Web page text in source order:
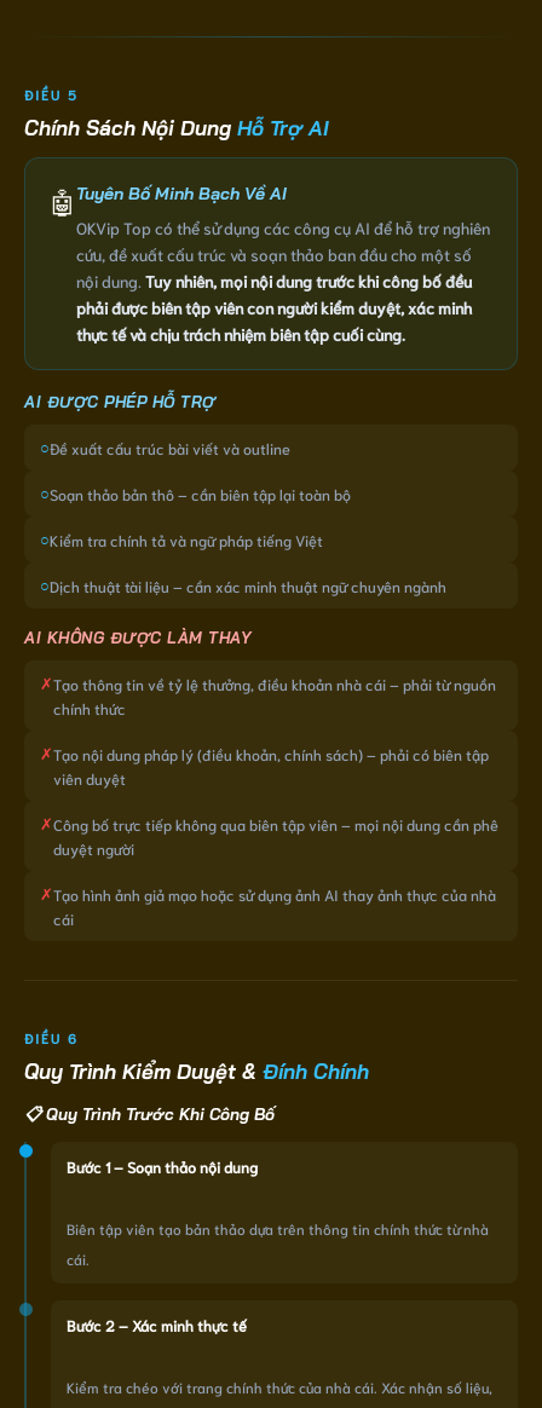
ĐIỀU 5
Chính Sách Nội Dung Hỗ Trợ AI
🤖 Tuyên Bố Minh Bạch Về AI
OKVip Top có thể sử dụng các công cụ AI để hỗ trợ nghiên
cứu, đề xuất cấu trúc và soạn thảo ban đầu cho một số
nội dung. Tuy nhiên, mọi nội dung trước khi công bố đều
phải được biên tập viên con người kiểm duyệt, xác minh
thực tế và chịu trách nhiệm biên tập cuối cùng.
AI ĐƯỢC PHÉP HỖ TRỢ
○Đề xuất cấu trúc bài viết và outline
○Soạn thảo bản thô – cần biên tập lại toàn bộ
○Kiểm tra chính tả và ngữ pháp tiếng Việt
○Dịch thuật tài liệu – cần xác minh thuật ngữ chuyên ngành
AI KHÔNG ĐƯỢC LÀM THAY
✗Tạo thông tin về tỷ lệ thưởng, điều khoản nhà cái – phải từ nguồn
chính thức
✗Tạo nội dung pháp lý (điều khoản, chính sách) – phải có biên tập
viên duyệt
✗Công bố trực tiếp không qua biên tập viên – mọi nội dung cần phê
duyệt người
✗Tạo hình ảnh giả mạo hoặc sử dụng ảnh AI thay ảnh thực của nhà
cái
ĐIỀU 6
Quy Trình Kiểm Duyệt & Đính Chính
📋 Quy Trình Trước Khi Công Bố
Bước 1 – Soạn thảo nội dung
Biên tập viên tạo bản thảo dựa trên thông tin chính thức từ nhà
cái.
Bước 2 – Xác minh thực tế
Kiểm tra chéo với trang chính thức của nhà cái. Xác nhận số liệu,